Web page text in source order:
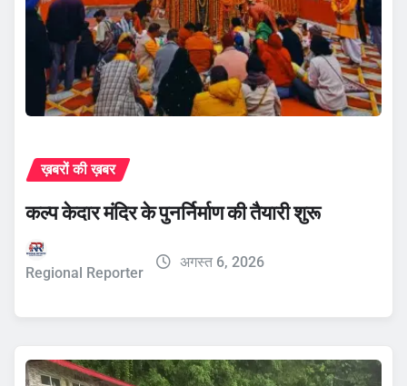
ख़बरों की ख़बर
कल्प केदार मंदिर के पुनर्निर्माण की तैयारी शुरू
Regional Reporter
अगस्त 6, 2026